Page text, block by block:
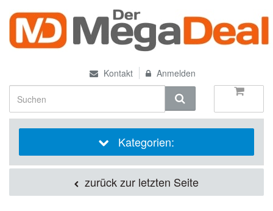
Kontakt Anmelden
Kategorien:
zurück zur letzten Seite